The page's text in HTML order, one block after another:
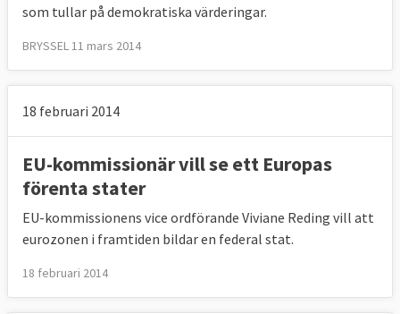
som tullar på demokratiska värderingar.
BRYSSEL 11 mars 2014
18 februari 2014
EU-kommissionär vill se ett Europas
förenta stater
EU-kommissionens vice ordförande Viviane Reding vill att
eurozonen i framtiden bildar en federal stat.
18 februari 2014